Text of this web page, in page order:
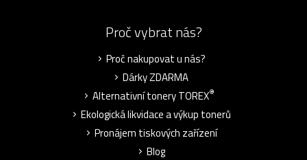
Proč vybrat nás?
Proč nakupovat u nás?
Dárky ZDARMA
Alternativní tonery TOREX®
Ekologická likvidace a výkup tonerů
Pronájem tiskových zařízení
Blog